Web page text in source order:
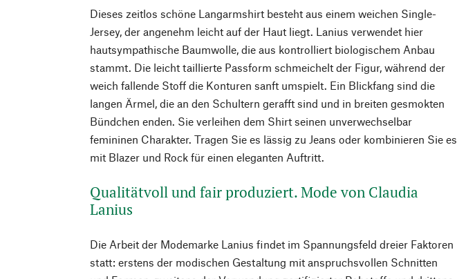
Dieses zeitlos schöne Langarmshirt besteht aus einem weichen Single-
Jersey, der angenehm leicht auf der Haut liegt. Lanius verwendet hier
hautsympathische Baumwolle, die aus kontrolliert biologischem Anbau
stammt. Die leicht taillierte Passform schmeichelt der Figur, während der
weich fallende Stoff die Konturen sanft umspielt. Ein Blickfang sind die
langen Ärmel, die an den Schultern gerafft sind und in breiten gesmokten
Bündchen enden. Sie verleihen dem Shirt seinen unverwechselbar
femininen Charakter. Tragen Sie es lässig zu Jeans oder kombinieren Sie es
mit Blazer und Rock für einen eleganten Auftritt.
Qualitätvoll und fair produziert. Mode von Claudia
Lanius
Die Arbeit der Modemarke Lanius findet im Spannungsfeld dreier Faktoren
statt: erstens der modischen Gestaltung mit anspruchsvollen Schnitten